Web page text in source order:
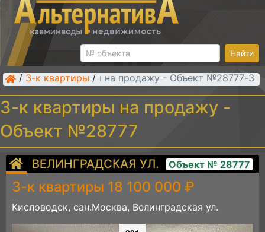
Найти
/ 3-к квартиры / 3-к квартиры на продажу - Объект №28777
3-к квартиры на продажу -
Объект №28777
ВЕЛИНГРАДСКАЯ УЛ. Объект № 28777
3-к квартиры 18 100 000 ₽
Кисловодск, сан.Москва, Велинградская ул.